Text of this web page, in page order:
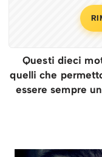
Questi dieci
quelli che
essere sempre